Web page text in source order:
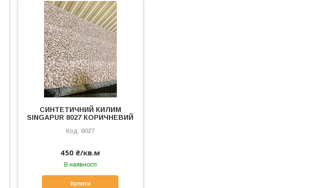
СИНТЕТИЧНИЙ КИЛИМ
SINGAPUR 8027 КОРИЧНЕВИЙ
8027
450 ₴/кв.м
В наявності
Купити